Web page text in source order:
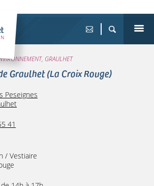
GRAULHET
Graulhet (La Croix Rouge)
Peseignes
41
/ Vestiaire